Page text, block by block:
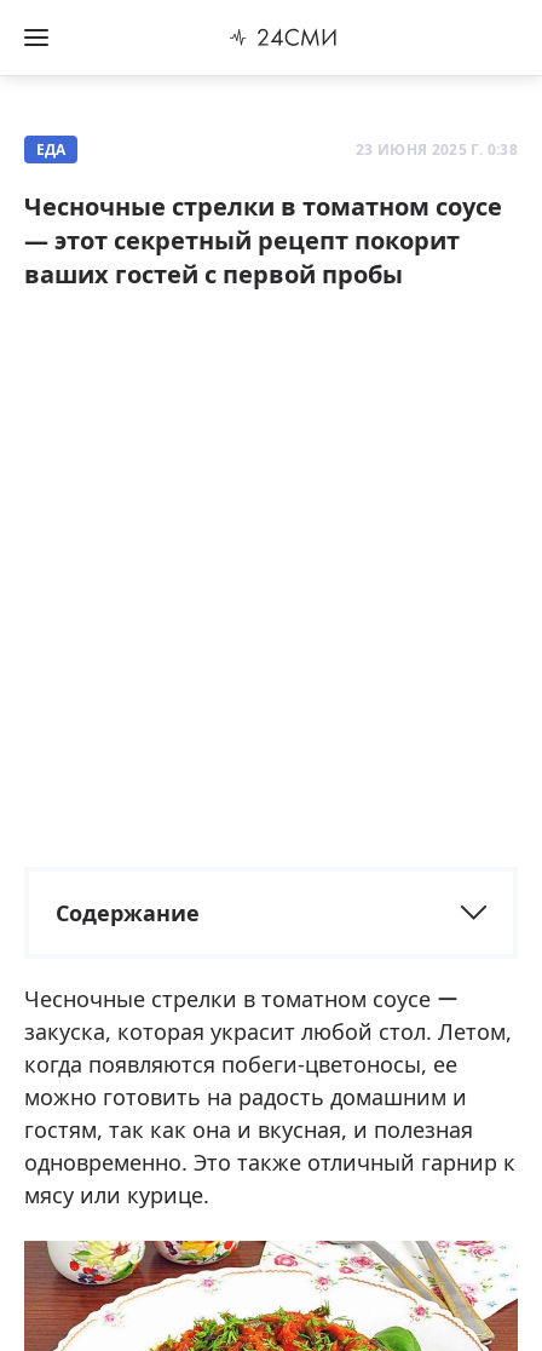
ЕДА 23 ИЮНЯ 2025 Г. 0:38
Чесночные стрелки в томатном соусе
— этот секретный рецепт покорит
ваших гостей с первой пробы
Содержание
Чесночные стрелки в томатном соусе ー
закуска, которая украсит любой стол. Летом,
когда появляются побеги-цветоносы, ее
можно готовить на радость домашним и
гостям, так как она и вкусная, и полезная
одновременно. Это также отличный гарнир к
мясу или курице.